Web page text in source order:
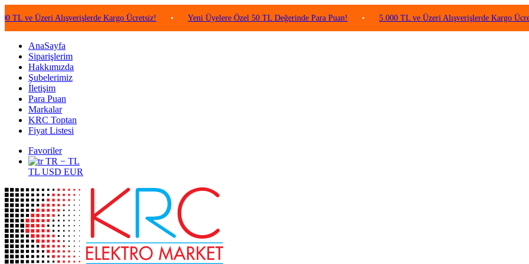
Alışverişlerde Kargo Ücretsiz! • Yeni Üyelere Özel 50 TL Değerinde Para Puan! • 5.000 TL ve Üzeri Alışverişlerde Kargo Ücretsiz!
AnaSayfa
Siparişlerim
Hakkımızda
Şubelerimiz
İletişim
Para Puan
Markalar
KRC Toptan
Fiyat Listesi
Favoriler
TR − TL
TL USD EUR